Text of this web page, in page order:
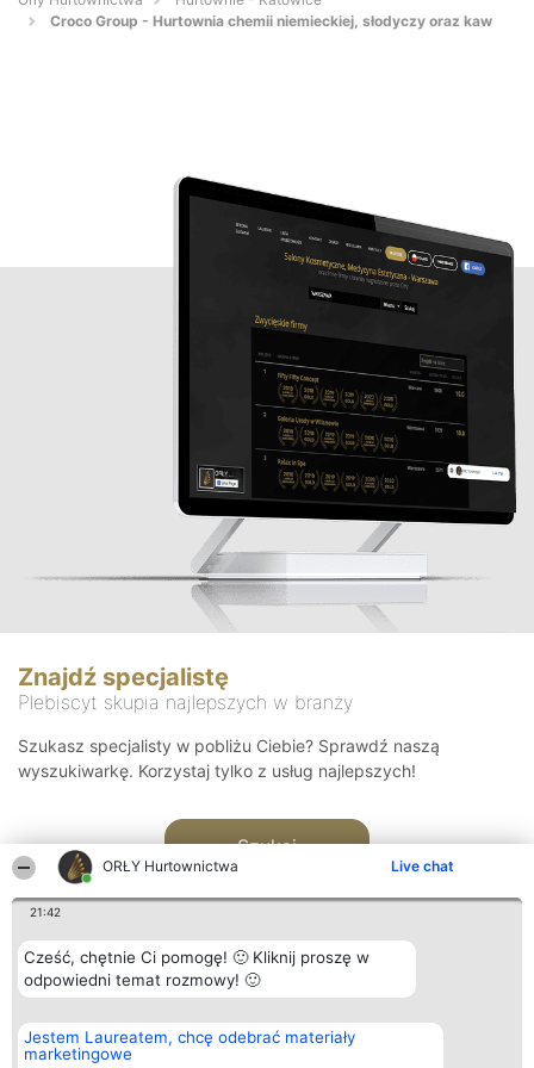
ORŁY Hurtownictwa Live chat
21:42
Cześć, chętnie Ci pomogę! 🙂 Kliknij proszę w
odpowiedni temat rozmowy! 🙂
Jestem Laureatem, chcę odebrać materiały
marketingowe
Croco Group - Hurtownia chemii niemieckiej, słodyczy oraz kaw
Znajdź specjalistę
Plebiscyt skupia najlepszych w branży
Szukasz specjalisty w pobliżu Ciebie? Sprawdź naszą
wyszukiwarkę. Korzystaj tylko z usług najlepszych!
Szukaj
Organizator plebiscytu
Bright Side Solutions sp. z o.
o. sp. k.
Plebiscyt
Laureaci
Kontakt
Kontakt